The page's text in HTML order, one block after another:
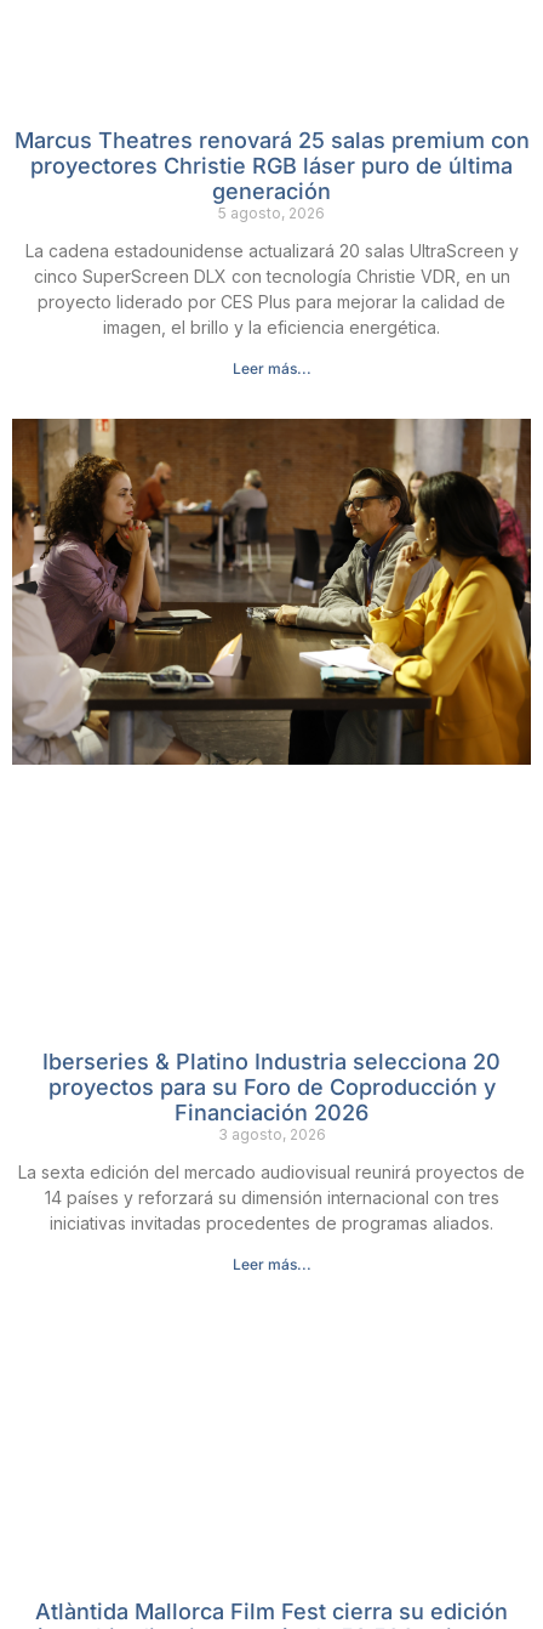
Marcus Theatres renovará 25 salas premium con
proyectores Christie RGB láser puro de última
generación
5 agosto, 2026
La cadena estadounidense actualizará 20 salas UltraScreen y
cinco SuperScreen DLX con tecnología Christie VDR, en un
proyecto liderado por CES Plus para mejorar la calidad de
imagen, el brillo y la eficiencia energética.
Leer más...
Iberseries & Platino Industria selecciona 20
proyectos para su Foro de Coproducción y
Financiación 2026
3 agosto, 2026
La sexta edición del mercado audiovisual reunirá proyectos de
14 países y reforzará su dimensión internacional con tres
iniciativas invitadas procedentes de programas aliados.
Leer más...
Atlàntida Mallorca Film Fest cierra su edición